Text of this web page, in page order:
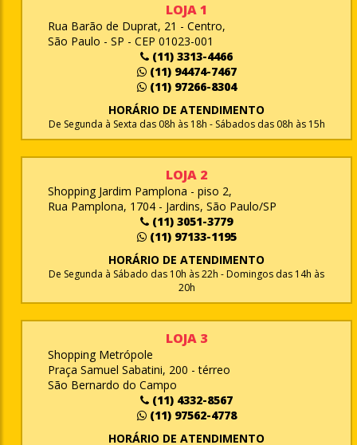
LOJA 1
Rua Barão de Duprat, 21 - Centro,
São Paulo - SP - CEP 01023-001
(11) 3313-4466
(11) 94474-7467
(11) 97266-8304
HORÁRIO DE ATENDIMENTO
De Segunda à Sexta das 08h às 18h - Sábados das 08h às 15h
LOJA 2
Shopping Jardim Pamplona - piso 2,
Rua Pamplona, 1704 - Jardins, São Paulo/SP
(11) 3051-3779
(11) 97133-1195
HORÁRIO DE ATENDIMENTO
De Segunda à Sábado das 10h às 22h - Domingos das 14h às
20h
LOJA 3
Shopping Metrópole
Praça Samuel Sabatini, 200 - térreo
São Bernardo do Campo
(11) 4332-8567
(11) 97562-4778
HORÁRIO DE ATENDIMENTO